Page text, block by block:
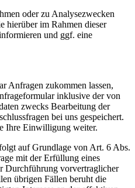
oder zu Analysezwecken
hierüber im Rahmen dieser
und ggf. eine
Anfragen zukommen lassen,
inklusive der von
zwecks Bearbeitung der
bei uns gespeichert.
Ihre Einwilligung weiter.
auf Grundlage von Art. 6 Abs.
mit der Erfüllung eines
Durchführung vorvertraglicher
übrigen Fällen beruht die